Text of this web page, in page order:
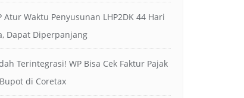
Atur Waktu Penyusunan LHP2DK 44 Hari
Dapat Diperpanjang
Terintegrasi! WP Bisa Cek Faktur Pajak
di Coretax